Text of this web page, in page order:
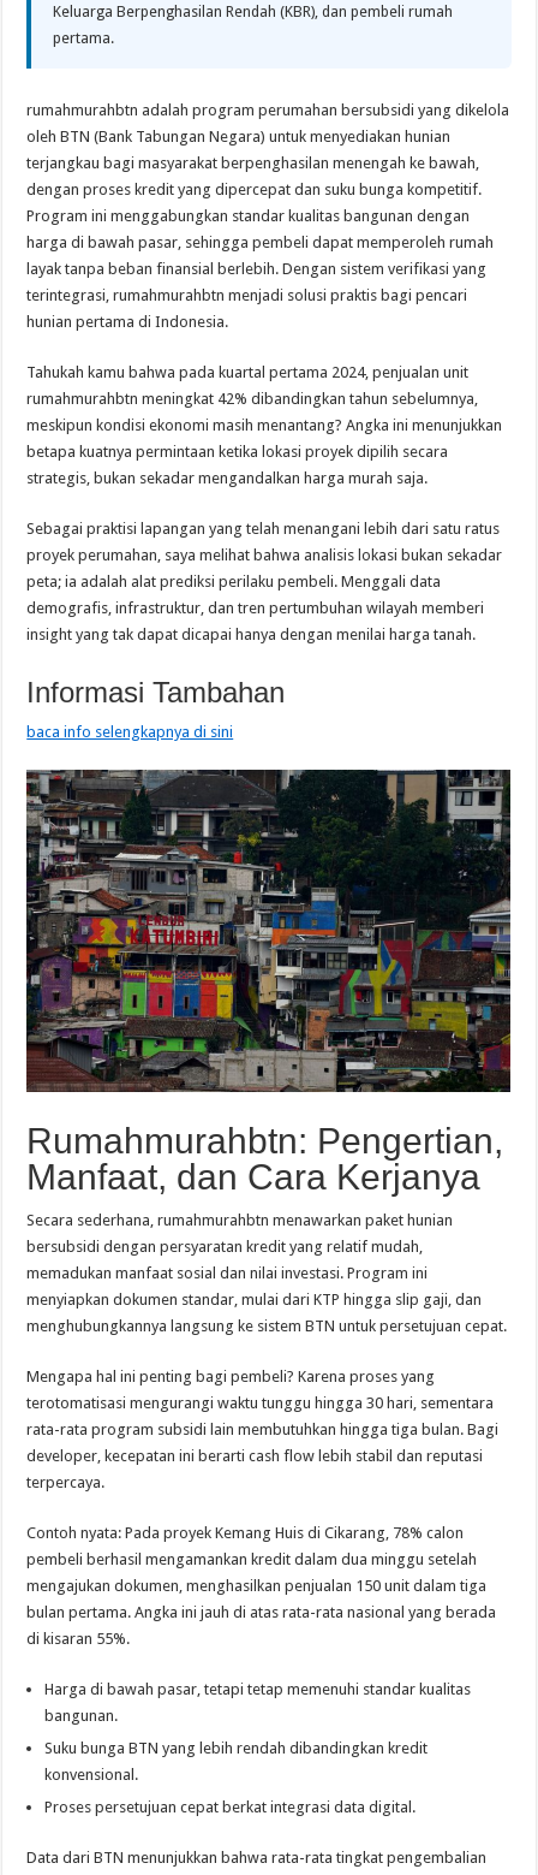
Keluarga Berpenghasilan Rendah (KBR), dan pembeli rumah
pertama.
rumahmurahbtn adalah program perumahan bersubsidi yang dikelola
oleh BTN (Bank Tabungan Negara) untuk menyediakan hunian
terjangkau bagi masyarakat berpenghasilan menengah ke bawah,
dengan proses kredit yang dipercepat dan suku bunga kompetitif.
Program ini menggabungkan standar kualitas bangunan dengan
harga di bawah pasar, sehingga pembeli dapat memperoleh rumah
layak tanpa beban finansial berlebih. Dengan sistem verifikasi yang
terintegrasi, rumahmurahbtn menjadi solusi praktis bagi pencari
hunian pertama di Indonesia.
Tahukah kamu bahwa pada kuartal pertama 2024, penjualan unit
rumahmurahbtn meningkat 42% dibandingkan tahun sebelumnya,
meskipun kondisi ekonomi masih menantang? Angka ini menunjukkan
betapa kuatnya permintaan ketika lokasi proyek dipilih secara
strategis, bukan sekadar mengandalkan harga murah saja.
Sebagai praktisi lapangan yang telah menangani lebih dari satu ratus
proyek perumahan, saya melihat bahwa analisis lokasi bukan sekadar
peta; ia adalah alat prediksi perilaku pembeli. Menggali data
demografis, infrastruktur, dan tren pertumbuhan wilayah memberi
insight yang tak dapat dicapai hanya dengan menilai harga tanah.
Informasi Tambahan
baca info selengkapnya di sini
Rumahmurahbtn: Pengertian,
Manfaat, dan Cara Kerjanya
Secara sederhana, rumahmurahbtn menawarkan paket hunian
bersubsidi dengan persyaratan kredit yang relatif mudah,
memadukan manfaat sosial dan nilai investasi. Program ini
menyiapkan dokumen standar, mulai dari KTP hingga slip gaji, dan
menghubungkannya langsung ke sistem BTN untuk persetujuan cepat.
Mengapa hal ini penting bagi pembeli? Karena proses yang
terotomatisasi mengurangi waktu tunggu hingga 30 hari, sementara
rata-rata program subsidi lain membutuhkan hingga tiga bulan. Bagi
developer, kecepatan ini berarti cash flow lebih stabil dan reputasi
terpercaya.
Contoh nyata: Pada proyek Kemang Huis di Cikarang, 78% calon
pembeli berhasil mengamankan kredit dalam dua minggu setelah
mengajukan dokumen, menghasilkan penjualan 150 unit dalam tiga
bulan pertama. Angka ini jauh di atas rata-rata nasional yang berada
di kisaran 55%.
Harga di bawah pasar, tetapi tetap memenuhi standar kualitas
bangunan.
Suku bunga BTN yang lebih rendah dibandingkan kredit
konvensional.
Proses persetujuan cepat berkat integrasi data digital.
Data dari BTN menunjukkan bahwa rata-rata tingkat pengembalian